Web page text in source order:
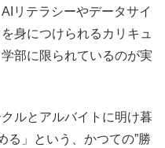
リテラシーやデータサイ
身につけられるカリキュ
部に限られているのが実
ルとアルバイトに明け暮
る」という、かつての”勝